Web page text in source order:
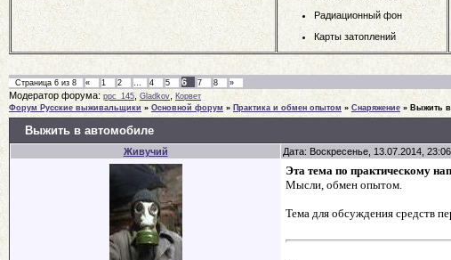
Радиационный фон
Карты затоплений
Страница 6 из 8 « 1 2 4 5 6 7 8 »
Модератор форума: ppc_145 Gladkov
Корвет
Форум Русские выживальщики » Основной форум » Практика и обмен опытом » Снаряжение » Выжить
Выжить в автомобиле
Живучий Дата: Воскресенье, 13.07.2014,
Эта тема по практическому
Мысли, обмен опытом.
Тема для обсуждения средств